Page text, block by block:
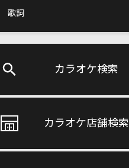
歌詞
カラオケ検索
カラオケ店舗検索